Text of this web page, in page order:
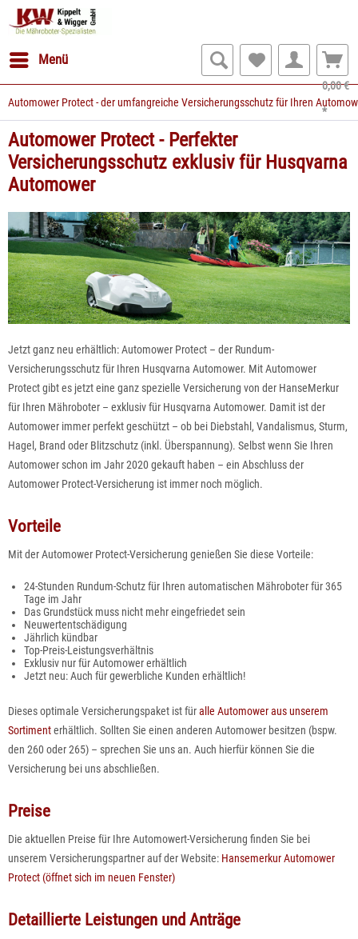
Menü
0,00 €
*
Automower Protect - der umfangreiche Versicherungsschutz für Ihren
Automower Protect - Perfekter
Versicherungsschutz exklusiv für Husqvarna
Automower
Jetzt ganz neu erhältlich: Automower Protect – der Rundum-
Versicherungsschutz für Ihren Husqvarna Automower. MitAutomower
Protectgibt es jetzt eine ganz spezielle Versicherung von der HanseMerkur
für Ihren Mähroboter – exklusiv für Husqvarna Automower. Damit ist der
Automower immer perfekt geschützt – ob bei Diebstahl, Vandalismus, Sturm,
Hagel, Brand oder Blitzschutz (inkl. Überspannung). Selbst wenn Sie Ihren
Automower schon im Jahr 2020 gekauft haben – ein Abschluss der
Automower Protect-Versicherung ist immer noch möglich.
Vorteile
Mit der Automower Protect-Versicherung genießen Sie diese Vorteile:
24-Stunden Rundum-Schutz für Ihren automatischen Mähroboter für 365
Tage im Jahr
Das Grundstück muss nicht mehr eingefriedet sein
Neuwertentschädigung
Jährlich kündbar
Top-Preis-Leistungsverhältnis
Exklusiv nur für Automower erhältlich
Jetzt neu: Auch für gewerbliche Kunden erhältlich!
Dieses optimale Versicherungspaket ist füralle Automower aus unserem
Sortimenterhältlich. Sollten Sie einen anderen Automower besitzen (bspw.
den 260 oder 265) – sprechen Sie uns an. Auch hierfür können Sie die
Versicherung bei uns abschließen.
Preise
Die aktuellen Preise für Ihre Automowert-Versicherung finden Sie bei
unserem Versicherungspartner auf der Website: Hansemerkur Automower
Protect (öffnet sich im neuen Fenster)
Detaillierte Leistungen und Anträge